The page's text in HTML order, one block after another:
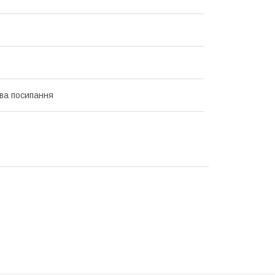
посипання